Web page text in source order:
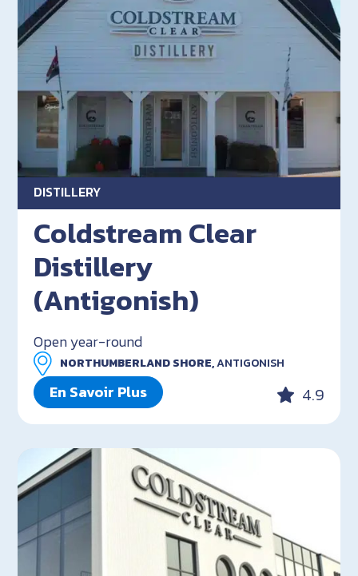
DISTILLERY
Coldstream Clear
Distillery
(Antigonish)
Open year-round
NORTHUMBERLAND SHORE,ANTIGONISH
En Savoir Plus 4.9